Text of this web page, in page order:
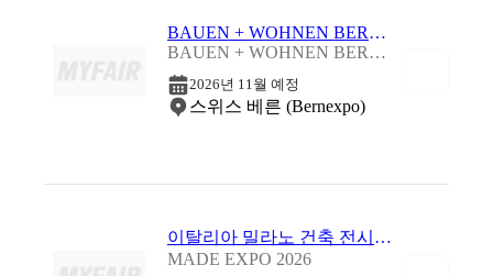
BAUEN + WOHNEN BERN 2026
BAUEN + WOHNEN BERN 2026
2026년 11월 예정
스위스 베른 (Bernexpo)
이탈리아 밀라노 건축 전시회 2026
MADE EXPO 2026